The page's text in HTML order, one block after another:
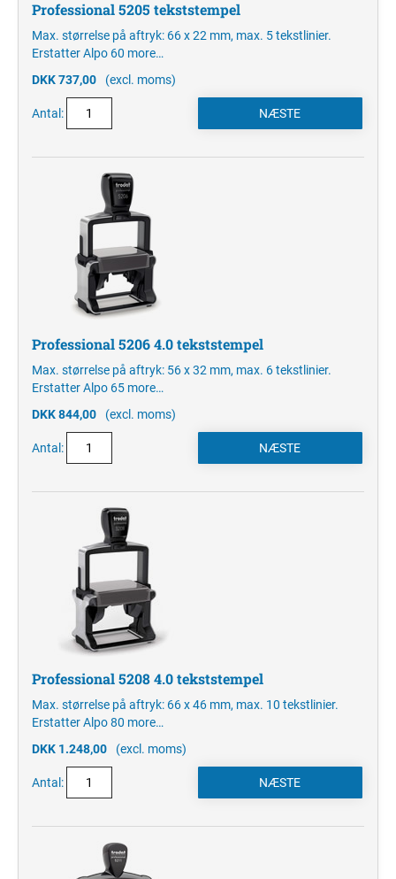
Professional 5205 tekststempel
Max. størrelse på aftryk: 66 x 22 mm, max. 5 tekstlinier.
Erstatter Alpo 60 more…
DKK 737,00
(excl. moms)
Antal:
Professional 5206 4.0 tekststempel
Max. størrelse på aftryk: 56 x 32 mm, max. 6 tekstlinier.
Erstatter Alpo 65 more…
DKK 844,00
(excl. moms)
Antal:
Professional 5208 4.0 tekststempel
Max. størrelse på aftryk: 66 x 46 mm, max. 10 tekstlinier.
Erstatter Alpo 80 more…
DKK 1.248,00
(excl. moms)
Antal: